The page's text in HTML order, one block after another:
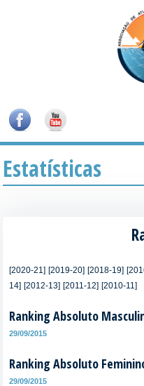
Estatísticas
[2020-21] [2019-20] [2018-19]
14] [2012-13] [2011-12] [2010-11]
Ranking Absoluto
29/09/2015
Ranking Absoluto
29/09/2015